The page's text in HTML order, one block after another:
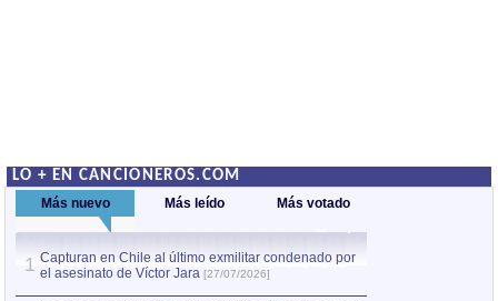
LO + EN CANCIONEROS.COM
Más nuevo Más leído Más votado
1 Capturan en Chile al último exmilitar condenado por
el asesinato de Víctor Jara [27/07/2026]